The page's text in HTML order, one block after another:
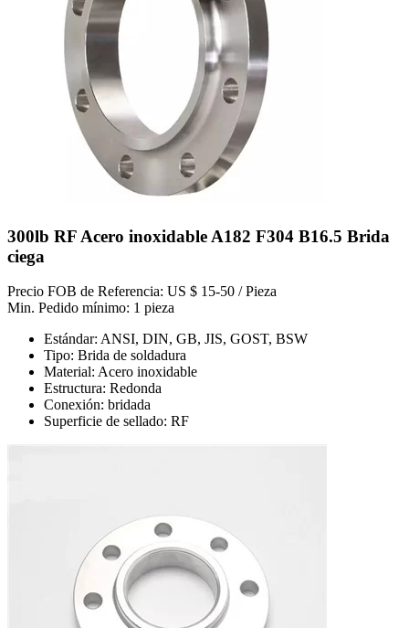
300lb RF Acero inoxidable A182 F304 B16.5 Brida
ciega
Precio FOB de Referencia: US $ 15-50 / Pieza
Min. Pedido mínimo: 1 pieza
Estándar: ANSI, DIN, GB, JIS, GOST, BSW
Tipo: Brida de soldadura
Material: Acero inoxidable
Estructura: Redonda
Conexión: bridada
Superficie de sellado: RF